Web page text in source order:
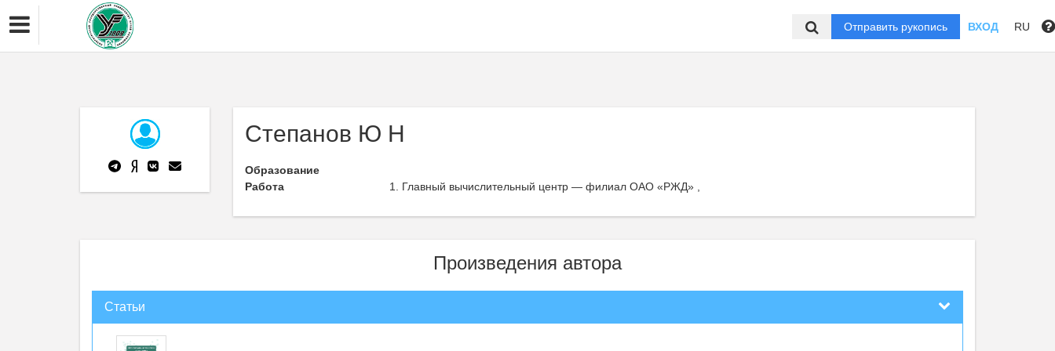
Отправить рукопись ВХОД RU
Степанов Ю Н
Образование
Работа
Главный вычислительный центр — филиал ОАО «РЖД» ,
Произведения автора
Статьи